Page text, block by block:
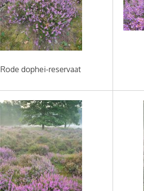
Rode dophei-reservaat